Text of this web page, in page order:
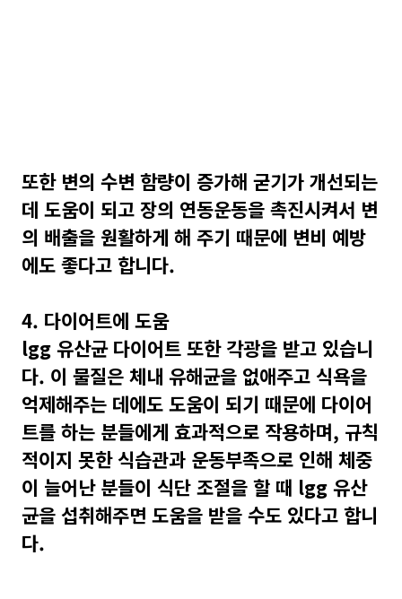
또한 변의 수변 함량이 증가해 굳기가 개선되는
데 도움이 되고 장의 연동운동을 촉진시켜서 변
의 배출을 원활하게 해 주기 때문에 변비 예방
에도 좋다고 합니다.
4. 다이어트에 도움
lgg 유산균 다이어트 또한 각광을 받고 있습니
다. 이 물질은 체내 유해균을 없애주고 식욕을
억제해주는 데에도 도움이 되기 때문에 다이어
트를 하는 분들에게 효과적으로 작용하며, 규칙
적이지 못한 식습관과 운동부족으로 인해 체중
이 늘어난 분들이 식단 조절을 할 때 lgg 유산
균을 섭취해주면 도움을 받을 수도 있다고 합니
다.